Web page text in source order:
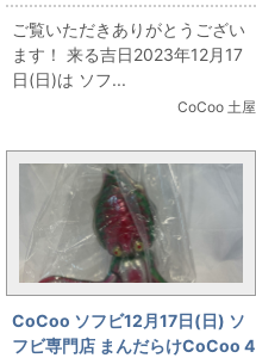
周年記念 「ブルマァク ゼンマイ
歩くＭＡＴ隊員ブリキ」
ご覧いただきありがとうござい
ます！ 来る吉日2023年12月17
日(日)は ソフ...
CoCoo 土屋
CoCoo ソフビ12月17日(日) ソ
フビ専門店 まんだらけCoCoo 4